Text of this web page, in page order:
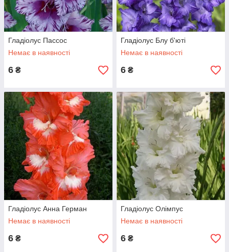
Гладіолус Пассос
Немає в наявності
6 ₴
Гладіолус Блу б'юті
Немає в наявності
6 ₴
Гладіолус Анна Герман
Немає в наявності
6 ₴
Гладіолус Олімпус
Немає в наявності
6 ₴